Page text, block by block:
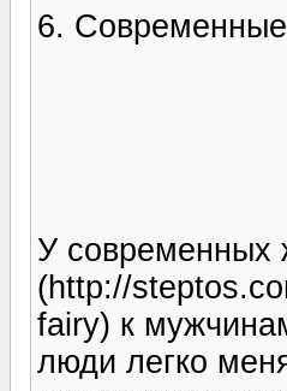
6.
У современных
(http://
fairy) к
люди легко